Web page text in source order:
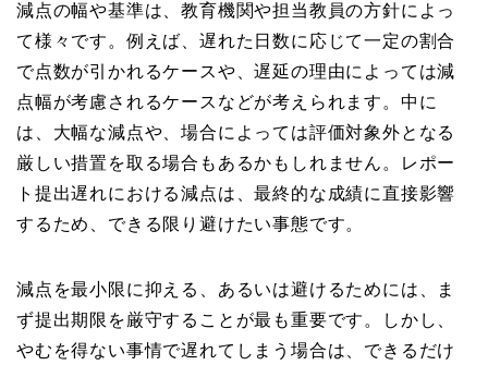
減点の幅や基準は、教育機関や担当教員の方針によっ
て様々です。例えば、遅れた日数に応じて一定の割合
で点数が引かれるケースや、遅延の理由によっては減
点幅が考慮されるケースなどが考えられます。中に
は、大幅な減点や、場合によっては評価対象外となる
厳しい措置を取る場合もあるかもしれません。レポー
ト提出遅れにおける減点は、最終的な成績に直接影響
するため、できる限り避けたい事態です。
減点を最小限に抑える、あるいは避けるためには、ま
ず提出期限を厳守することが最も重要です。しかし、
やむを得ない事情で遅れてしまう場合は、できるだけ